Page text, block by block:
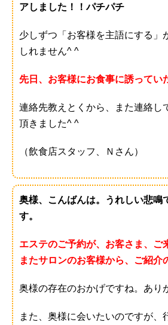
アしました！！パチパチ
少しずつ「お客様を主語にする」
しれません^ ^
先日、お客様にお食事に誘ってい
連絡先教えとくから、また連絡し
頂きました^ ^
（飲食店スタッフ、Ｎさん）
奥様、こんばんは。うれしい悲鳴
す。
エステのご予約が、お客さま、ご
またサロンのお客様から、ご紹介
奥様の存在のおかげですね。あり
また、奥様に会いたいのですが、